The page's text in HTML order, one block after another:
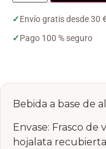
✓Envío gratis desde 30 €
✓Pago 100 % seguro
Bebida a base de
Envase: Frasco
hojalata